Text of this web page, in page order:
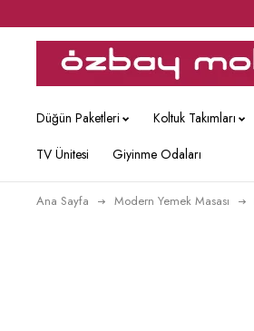
Düğün Paketleri Koltuk Takımları
TV Ünitesi
Giyinme Odaları
Ana Sayfa Modern Yemek Masası